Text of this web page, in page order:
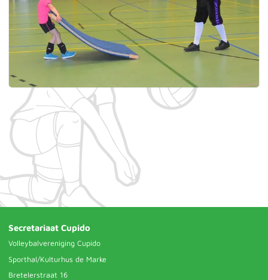
Secretariaat Cupido
Volleybalvereniging Cupido
Sporthal/Kulturhus de Marke
Bretelerstraat 16